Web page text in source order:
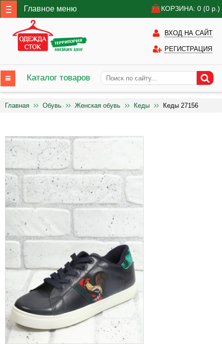
Главное меню КОРЗИНА: 0 (0 р.)
ВХОД НА САЙТ
РЕГИСТРАЦИЯ
Каталог товаров
Главная Обувь Женская обувь Кеды Кеды 27156